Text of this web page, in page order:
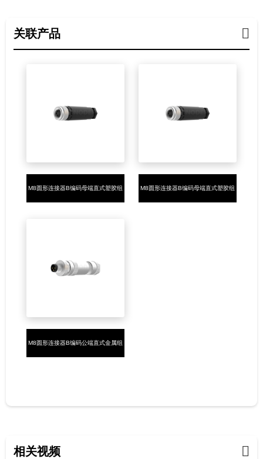
关联产品
M8圆形连接器B编码母端直式塑胶组 M8圆形连接器B编码母端直式塑胶组
M8圆形连接器B编码公端直式金属组
相关视频